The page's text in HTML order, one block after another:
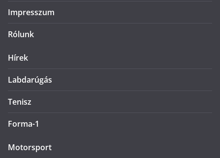
Impresszum
Rólunk
Hírek
Labdarúgás
Tenisz
Forma-1
Motorsport